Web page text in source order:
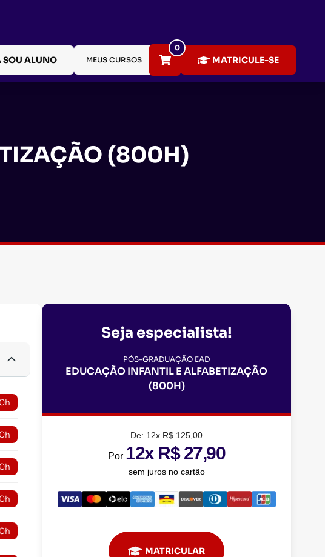
SOU ALUNO MEUS CURSOS
0
MATRICULE-SE
(800H)
Seja especialista!
PÓS-GRADUAÇÃO EAD
EDUCAÇÃO INFANTIL E ALFABETIZAÇÃO
(800H)
De:12x R$ 125,00
Por 12x R$ 27,90
sem juros no cartão
MATRICULAR